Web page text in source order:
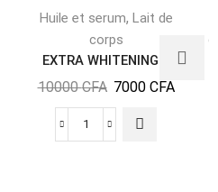
Huile et serum, Lait de
corps
EXTRA WHITENING...
10000CFA 7000 CFA